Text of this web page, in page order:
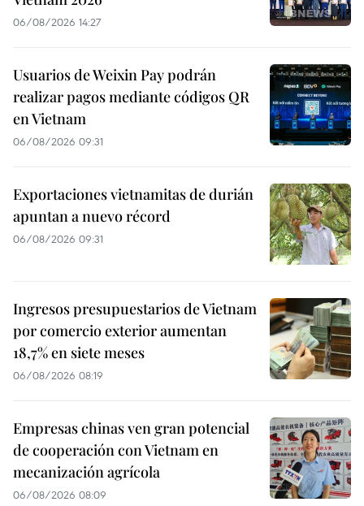
06/08/2026 14:27
Usuarios de Weixin Pay podrán
realizar pagos mediante códigos QR
en Vietnam
06/08/2026 09:31
Exportaciones vietnamitas de durián
apuntan a nuevo récord
06/08/2026 09:31
Ingresos presupuestarios de Vietnam
por comercio exterior aumentan
18,7% en siete meses
06/08/2026 08:19
Empresas chinas ven gran potencial
de cooperación con Vietnam en
mecanización agrícola
06/08/2026 08:09